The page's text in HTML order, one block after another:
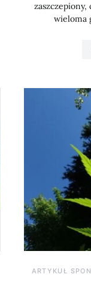
zaszczepiony,
wieloma
ARTYKUŁ